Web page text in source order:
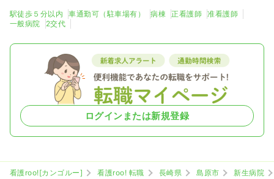
駅徒歩５分以内 車通勤可（駐車場有） 病棟 正看護師
准看護師
一般病院
2交代
ログインまたは新規登録
看護roo![カンゴルー] 看護roo! 転職 長崎県 島原市
新生病院